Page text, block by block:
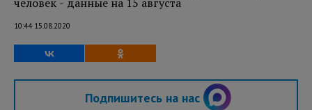
10:44 15.08.2020
Подпишитесь на нас